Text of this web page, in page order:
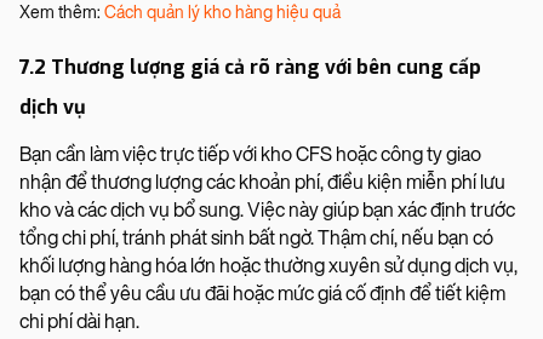
Xem thêm: Cách quản lý kho hàng hiệu quả
7.2 Thương lượng giá cả rõ ràng với bên cung cấp
dịch vụ
Bạn cần làm việc trực tiếp với kho CFS hoặc công ty giao
nhận để thương lượng các khoản phí, điều kiện miễn phí lưu
kho và các dịch vụ bổ sung. Việc này giúp bạn xác định trước
tổng chi phí, tránh phát sinh bất ngờ. Thậm chí, nếu bạn có
khối lượng hàng hóa lớn hoặc thường xuyên sử dụng dịch vụ,
bạn có thể yêu cầu ưu đãi hoặc mức giá cố định để tiết kiệm
chi phí dài hạn.